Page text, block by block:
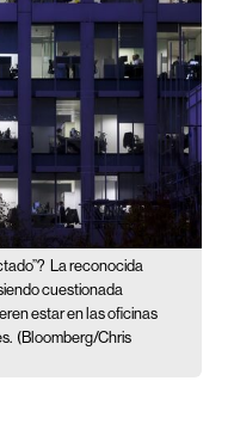
La reconocida
cuestionada
estar en las oficinas
(Bloomberg/Chris